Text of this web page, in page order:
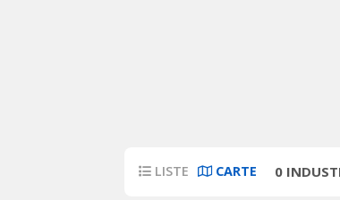
LISTE CARTE 0